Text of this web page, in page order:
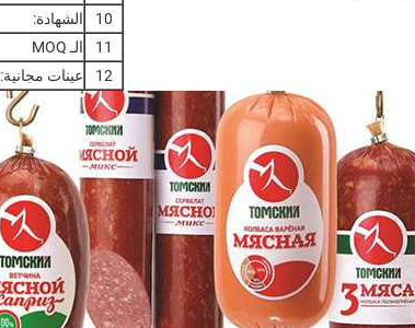
10
الشهادة:
11
الـ MOQ
12 عينات مجانية: